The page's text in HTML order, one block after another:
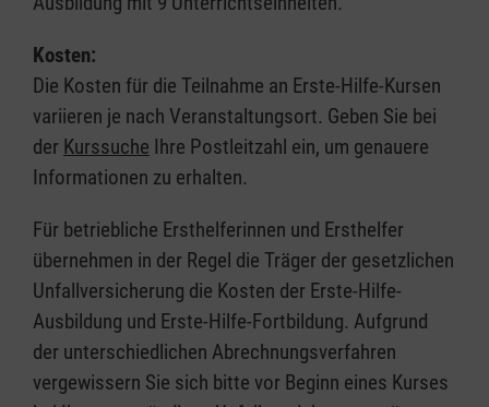
Kosten:
Die Kosten für die Teilnahme an Erste-Hilfe-Kursen
variieren je nach Veranstaltungsort. Geben Sie bei
der Kurssuche Ihre Postleitzahl ein, um genauere
Informationen zu erhalten.
Für betriebliche Ersthelferinnen und Ersthelfer
übernehmen in der Regel die Träger der gesetzlichen
Unfallversicherung die Kosten der Erste-Hilfe-
Ausbildung und Erste-Hilfe-Fortbildung. Aufgrund
der unterschiedlichen Abrechnungsverfahren
vergewissern Sie sich bitte vor Beginn eines Kurses